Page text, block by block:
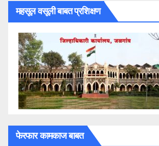
महसूल वसूली बाबत प्रशिक्षण
फेरफार कामकाज बाबत